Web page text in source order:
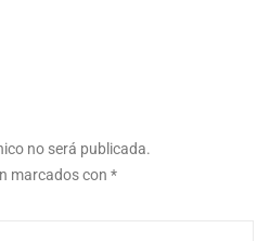
no será publicada.
marcados con *